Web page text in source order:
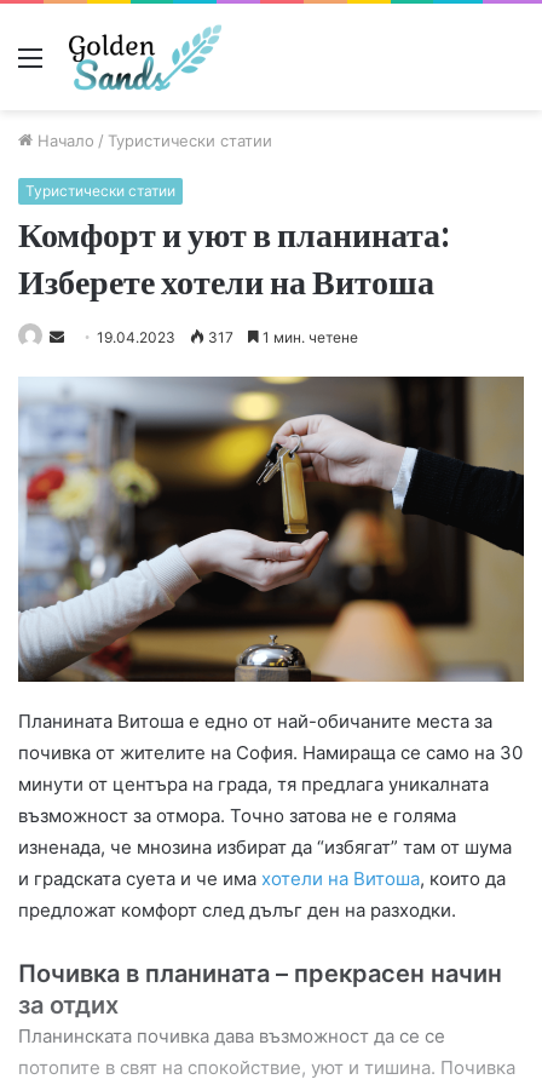
Меню
Начало / Туристически статии
Туристически статии
Комфорт и уют в планината:
Изберете хотели на Витоша
Send
email
19.04.2023 317 1 мин. четене
Планината Витоша е едно от най-обичаните места за
почивка от жителите на София. Намираща се само на 30
минути от центъра на града, тя предлага уникалната
възможност за отмора. Точно затова не е голяма
изненада, че мнозина избират да “избягат” там от шума
и градската суета и че има хотели на Витоша, които да
предложат комфорт след дълъг ден на разходки.
Почивка в планината – прекрасен начин
за отдих
Планинската почивка дава възможност да се се
потопите в свят на спокойствие, уют и тишина. Почивка